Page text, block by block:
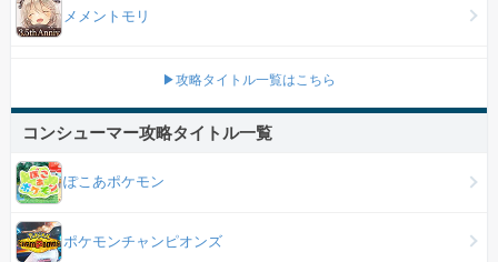
メメントモリ
▶攻略タイトル一覧はこちら
コンシューマー攻略タイトル一覧
ぽこあポケモン
ポケモンチャンピオンズ